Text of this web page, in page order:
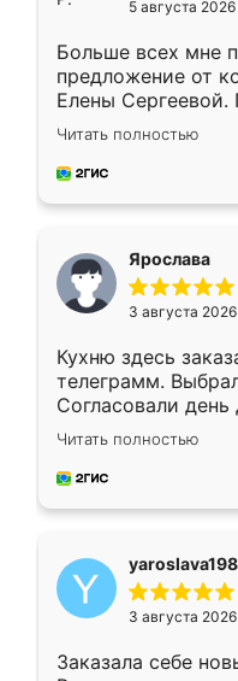
5 августа 2026
Больше всех мне
предложение от
Елены
короткие сроки
для замера
предложил по
Читать полностью
Ярослава
3 августа 2026
Кухню здесь
телеграмм.
Согласовали
недели кухня
довольны
мебель за
Читать полностью
3 августа 2026
Заказала себе